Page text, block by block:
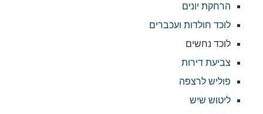
הרחקת יונים
לוכד חולדות ועכברים
לוכד נחשים
צביעת דירות
פוליש לרצפה
ליטוש שיש